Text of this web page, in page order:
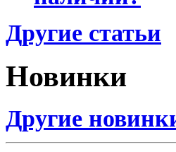
Другие статьи
Новинки
Другие